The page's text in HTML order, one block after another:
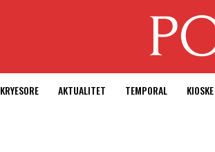
KRYESORE AKTUALITET TEMPORAL KIOSKE